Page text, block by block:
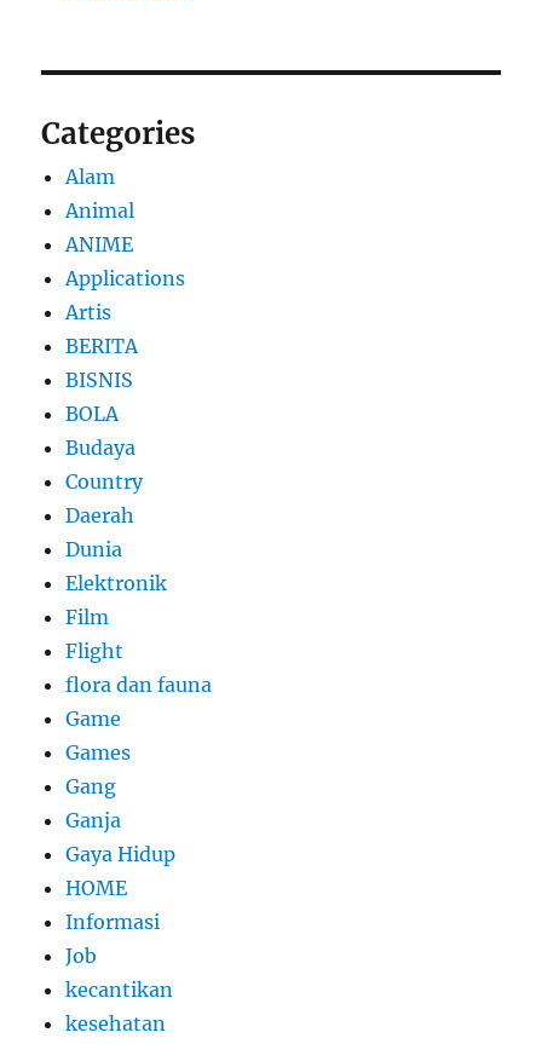
Categories
Alam
Animal
ANIME
Applications
Artis
BERITA
BISNIS
BOLA
Budaya
Country
Daerah
Dunia
Elektronik
Film
Flight
flora dan fauna
Game
Games
Gang
Ganja
Gaya Hidup
HOME
Informasi
Job
kecantikan
kesehatan